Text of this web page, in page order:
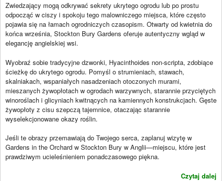
Zwiedzający mogą odkrywać sekrety ukrytego ogrodu lub po prostu
odpocząć w ciszy i spokoju tego malowniczego miejsca, które często
pojawia się na łamach ogrodniczych czasopism. Otwarty od kwietnia do
końca września, Stockton Bury Gardens oferuje autentyczny wgląd w
elegancję angielskiej wsi.
Wyobraź sobie tradycyjne dzwonki, Hyacinthoides non-scripta, zdobiące
ścieżkę do ukrytego ogrodu. Pomyśl o strumieniach, stawach,
skalniakach, wspaniałych nasadzeniach otoczonych murami,
mieszanych żywopłotach w ogrodach warzywnych, starannie przyciętych
winoroślach i glicyniach kwitnących na kamiennych konstrukcjach. Gęste
żywopłoty z cisu szepczą tajemnice, otaczając starannie
wyselekcjonowane okazy roślin.
Jeśli te obrazy przemawiają do Twojego serca, zaplanuj wizytę w
Gardens in the Orchard w Stockton Bury w Anglii—miejscu, które jest
prawdziwym ucieleśnieniem ponadczasowego piękna.
Czytaj dalej